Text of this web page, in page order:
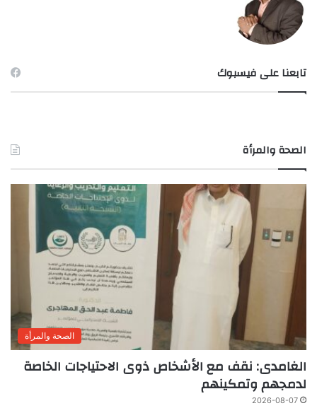
تابعنا على فيسبوك
الصحة والمرأة
الصحة والمرأة
الغامدى: نقف مع الأشخاص ذوى الاحتياجات الخاصة
لدمجهم وتمكينهم
2026-08-07